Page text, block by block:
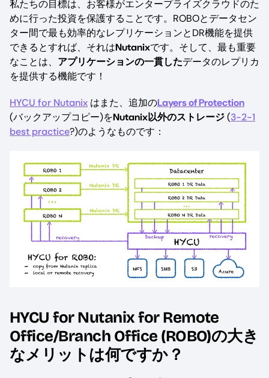
私たちの目標は、お客様がエンタープライズクラウドのた
めに行った投資を保護することです。ROBOとデータセン
ター間で最も効率的なレプリケーションとDR機能を提供
できるとすれば、それはNutanixです。そして、最も重要
なことは、 アプリケーションの一貫したデータのレプリカ
を提供する機能です！
HYCU for Nutanix はまた、追加のLayers of Protection
(バックアップコピー)をNutanix以外のストレージ(3-2-1
best practice?)のようなものです：
HYCU for Nutanix for Remote
Office/Branch Office (ROBO)の大き
なメリットは何ですか？